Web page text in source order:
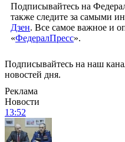
Подписывайтесь на
также следите за самыми
Дзен. Все самое важное и
«ФедералПресс».
Подписывайтесь на наш
новостей дня.
Реклама
Новости
13:52